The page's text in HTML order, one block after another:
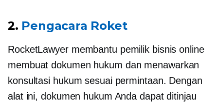
2. Pengacara Roket
RocketLawyer membantu pemilik bisnis online
membuat dokumen hukum dan menawarkan
konsultasi hukum sesuai permintaan. Dengan
alat ini, dokumen hukum Anda dapat ditinjau